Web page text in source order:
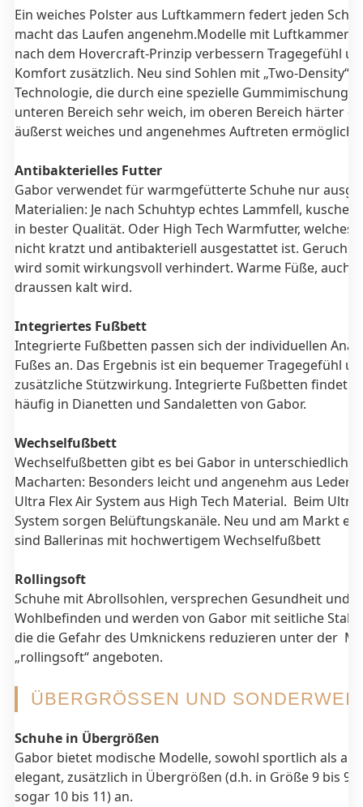
Ein weiches Polster aus Luftkammern federt jeden
macht das Laufen angenehm.Modelle mit
nach dem Hovercraft-Prinzip verbessern Tragegefühl
Komfort zusätzlich. Neu sind Sohlen mit „Two-Density“-
Technologie, die durch eine spezielle Gummimischung –
unteren Bereich sehr weich, im oberen Bereich härter –
äußerst weiches und angenehmes Auftreten
Antibakterielles Futter
Gabor verwendet für warmgefütterte Schuhe nur
Materialien: Je nach Schuhtyp echtes Lammfell,
in bester Qualität. Oder High Tech Warmfutter, welches
nicht kratzt und antibakteriell ausgestattet ist.
wird somit wirkungsvoll verhindert. Warme Füße, auch
draussen kalt wird.
Integriertes Fußbett
Integrierte Fußbetten passen sich der individuellen
Fußes an. Das Ergebnis ist ein bequemer Tragegefühl
zusätzliche Stützwirkung. Integrierte Fußbetten findet
häufig in Dianetten und Sandaletten von Gabor.
Wechselfußbett
Wechselfußbetten gibt es bei Gabor in unterschiedlichen
Macharten: Besonders leicht und angenehm aus Leder
Ultra Flex Air System aus High Tech Material. Beim Ultra
System sorgen Belüftungskanäle. Neu und am Markt
sind Ballerinas mit hochwertigem Wechselfußbett
Rollingsoft
Schuhe mit Abrollsohlen, versprechen Gesundheit und
Wohlbefinden und werden von Gabor mit seitliche
die die Gefahr des Umknickens reduzieren unter der
„rollingsoft“ angeboten.
ÜBERGRÖSSEN UND
Schuhe in Übergrößen
Gabor bietet modische Modelle, sowohl sportlich als
elegant, zusätzlich in Übergrößen (d.h. in Größe 9 bis 9
sogar 10 bis 11) an.